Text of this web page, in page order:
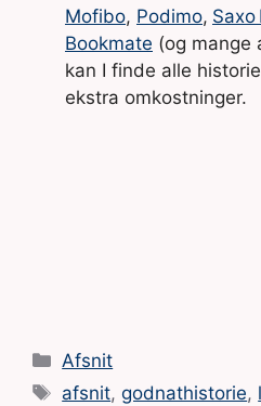
Mofibo, Podimo, Saxo
Bookmate (og mange
kan I finde alle
ekstra omkostninger.
Kategorier
Afsnit
Tags
afsnit,godnathistorie,